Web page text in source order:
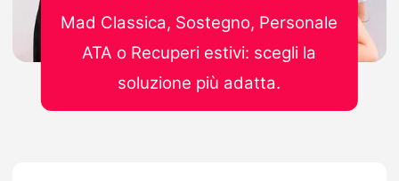
Mad Classica, Sostegno, Personale
ATA o Recuperi estivi: scegli la
soluzione più adatta.